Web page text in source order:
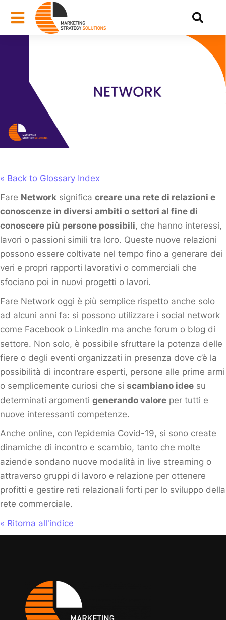
« Back to Glossary Index
Fare Network significa creare una rete di relazioni e
conoscenze in diversi ambiti o settori al fine di
conoscere più persone possibili, che hanno interessi,
lavori o passioni simili tra loro. Queste nuove relazioni
possono essere coltivate nel tempo fino a generare dei
veri e propri rapporti lavorativi o commerciali che
sfociano poi in nuovi progetti o lavori.
Fare Network oggi è più semplice rispetto anche solo
ad alcuni anni fa: si possono utilizzare i social network
come Facebook o LinkedIn ma anche forum o blog di
settore. Non solo, è possibile sfruttare la potenza delle
fiere o degli eventi organizzati in presenza dove c’è la
possibilità di incontrare esperti, persone alle prime armi
o semplicemente curiosi che si scambiano idee su
determinati argomenti generando valore per tutti e
nuove interessanti competenze.
Anche online, con l’epidemia Covid-19, si sono create
dinamiche di incontro e scambio, tanto che molte
aziende sondano nuove modalità in live streaming o
attraverso gruppi di lavoro e relazione per ottenere
profitti e gestire reti relazionali forti per lo sviluppo della
rete commerciale.
« Ritorna all'indice